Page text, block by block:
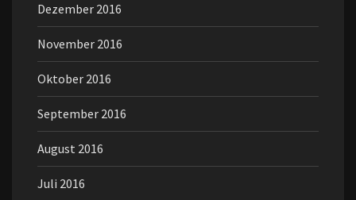
Dezember 2016
November 2016
Oktober 2016
September 2016
August 2016
Juli 2016